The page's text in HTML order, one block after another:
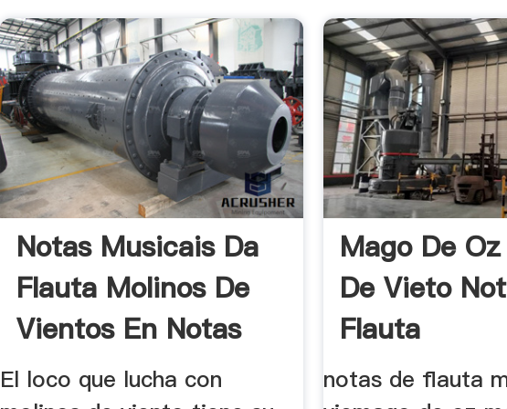
Notas Musicais Da
Flauta Molinos De
Vientos En Notas
El loco que lucha con
Mago De
De Vieto
Flauta
notas de flauta